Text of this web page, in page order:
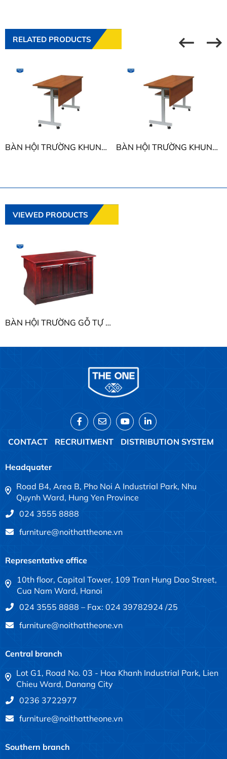
RELATED PRODUCTS
BÀN HỘI TRƯỜNG KHUNG THÉP THE ONE EBX418 BÀN HỘI TRƯỜNG KHUNG THÉP THE ONE EBX415 - EBX416
VIEWED PRODUCTS
BÀN HỘI TRƯỜNG GỖ TỰ NHIÊN THE ONE BHT12DH2V - BHT15DHV2
CONTACT RECRUITMENT DISTRIBUTION SYSTEM
Headquater
Road B4, Area B, Pho Noi A Industrial Park, Nhu
Quynh Ward, Hung Yen Province
024 3555 8888
furniture@noithattheone.vn
Representative office
10th floor, Capital Tower, 109 Tran Hung Dao Street,
Cua Nam Ward, Hanoi
024 3555 8888 – Fax: 024 39782924 /25
furniture@noithattheone.vn
Central branch
Lot G1, Road No. 03 - Hoa Khanh Industrial Park, Lien
Chieu Ward, Danang City
0236 3722977
furniture@noithattheone.vn
Southern branch